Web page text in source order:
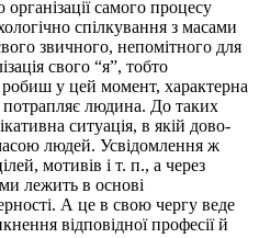
са­мо­го процесу
спілкуван­ня з масами
звичного, непо­міт­ного для
свого “я”, тоб­то
у цей момент, характер­на
потрапляє людина. До таких
ситуація, в якій дово­
людей. Усвідомлення ж
мотивів і т. п., а через
лежить в основі
А це в свою чергу веде
відповідної професії й